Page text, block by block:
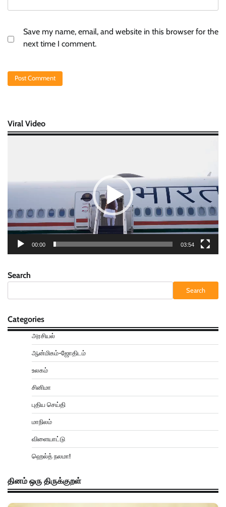
Save my name, email, and website in this browser for the
next time I comment.
Viral Video
00:00 03:54
Search
Search
Categories
அரசியல்
ஆன்மிகம்-ஜோதிடம்
உலகம்
சினிமா
புதிய செய்தி
மாநிலம்
விளையாட்டு
ஹெல்த் நலமா!
தினம் ஒரு திருக்குறள்